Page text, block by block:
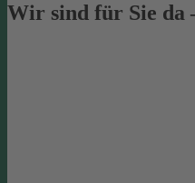
Wir sind für Sie da